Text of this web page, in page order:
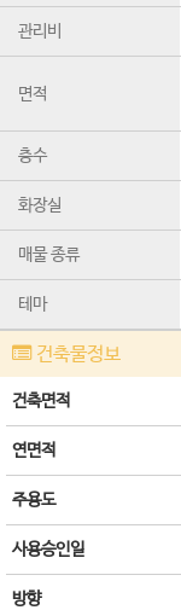
관리비
면적
층수
화장실
매물 종류
테마
건축물정보
건축면적
연면적
주용도
사용승인일
방향